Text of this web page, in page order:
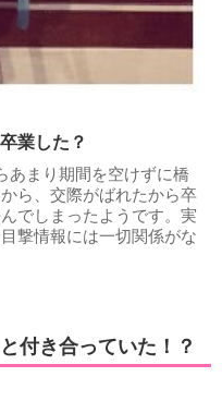
業した？
あまり期間を空けずに橋
ら、交際がばれたから卒
でしまったようです。実
撃情報には一切関係がな
付き合っていた！？